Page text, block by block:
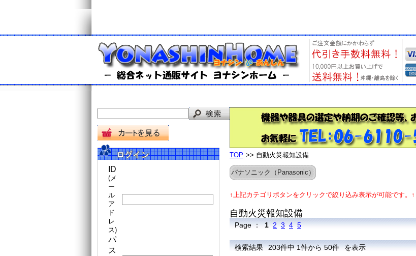
ID
(メ
ー
ル
ア
ド
レ
ス)
パ
ス
TOP >> 自動火災報知設備
パナソニック（Panasonic）
↑上記カテゴリボタンをクリックで絞り込み表示が可能です。↑
自動火災報知設備
Page ：12 3 4 5
検索結果 203件中 1件から 50件 を表示